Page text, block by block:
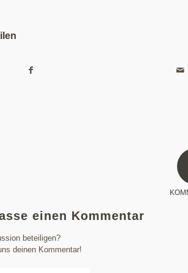
einen Kommentar
beteiligen?
deinen Kommentar!